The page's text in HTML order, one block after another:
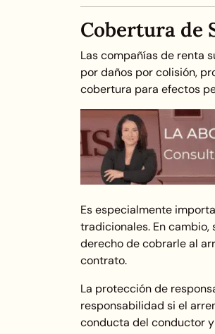
Cobertura de
Las compañías de renta
por daños por colisión,
cobertura para efectos
Es especialmente
tradicionales. En
derecho de cobrarle al
contrato.
La protección de
responsabilidad si el
conducta del conductor